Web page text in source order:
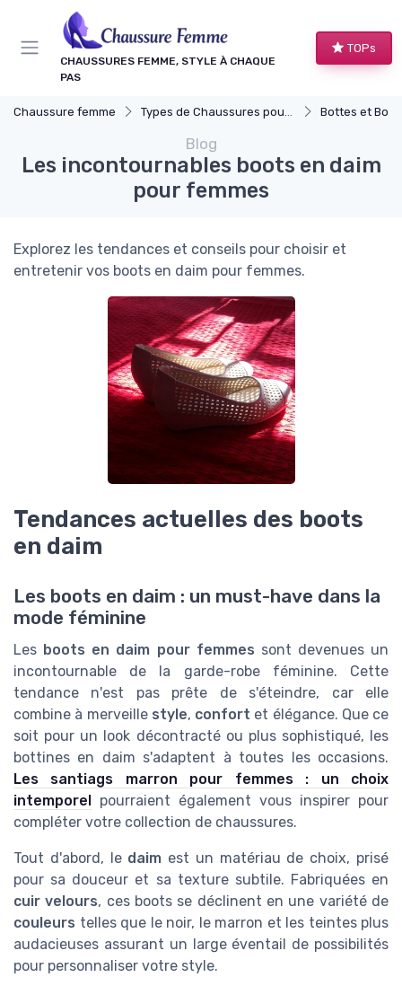
CHAUSSURES FEMME, STYLE À CHAQUE
PAS
TOPs
Chaussure femme Types de Chaussures pour Femmes Bottes et
Blog
Les incontournables boots en daim
pour femmes
Explorez les tendances et conseils pour choisir et
entretenir vos boots en daim pour femmes.
Tendances actuelles des boots
en daim
Les boots en daim : un must-have dans la
mode féminine
Les boots en daim pour femmes sont devenues un
incontournable de la garde-robe féminine. Cette
tendance n'est pas prête de s'éteindre, car elle
combine à merveille style, confort et élégance. Que ce
soit pour un look décontracté ou plus sophistiqué, les
bottines en daim s'adaptent à toutes les occasions.
Les santiags marron pour femmes : un choix
intemporel pourraient également vous inspirer pour
compléter votre collection de chaussures.
Tout d'abord, le daim est un matériau de choix, prisé
pour sa douceur et sa texture subtile. Fabriquées en
cuir velours, ces boots se déclinent en une variété de
couleurs telles que le noir, le marron et les teintes plus
audacieuses assurant un large éventail de possibilités
pour personnaliser votre style.
Panneau de gestion des cookies